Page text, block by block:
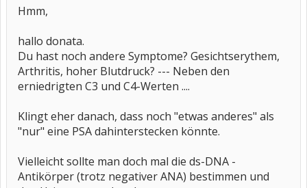
Hmm,
hallo donata.
Du hast noch andere Symptome? Gesichtserythem,
Arthritis, hoher Blutdruck? --- Neben den
erniedrigten C3 und C4-Werten ....
Klingt eher danach, dass noch "etwas anderes" als
"nur" eine PSA dahinterstecken könnte.
Vielleicht sollte man doch mal die ds-DNA -
Antikörper (trotz negativer ANA) bestimmen und